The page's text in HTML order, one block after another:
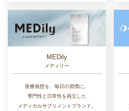
MEDily
メディリー
医療発想を、毎日の習慣に。
専門性と日常性を両立した
メディカルサプリメントブランド。